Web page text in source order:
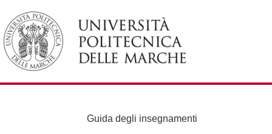
Guida degli insegnamenti